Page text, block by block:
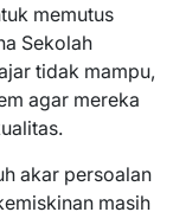
memutus
Sekolah
tidak mampu,
agar mereka
akar persoalan
masih